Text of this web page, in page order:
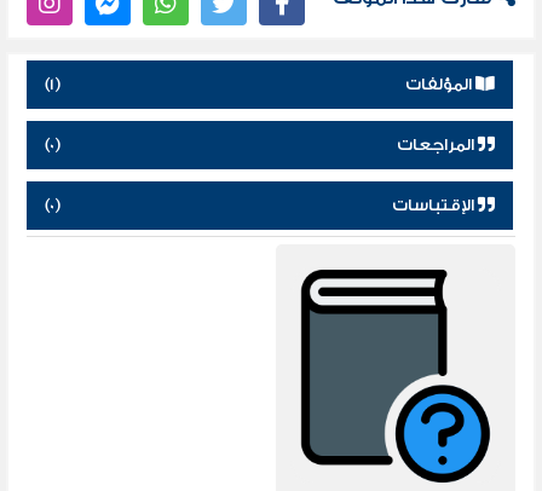
المؤلفات (1)
المراجعات (0)
الإقتباسات (0)